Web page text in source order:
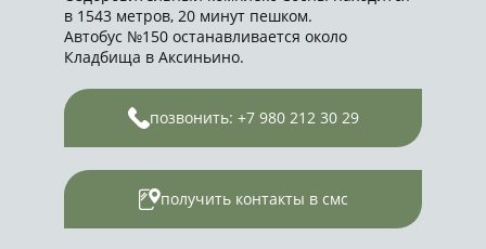
в 1543 метров, 20 минут пешком.
Автобус №150 останавливается около
Кладбища в Аксиньино.
позвонить: +7 980 212 30 29
получить контакты в смс